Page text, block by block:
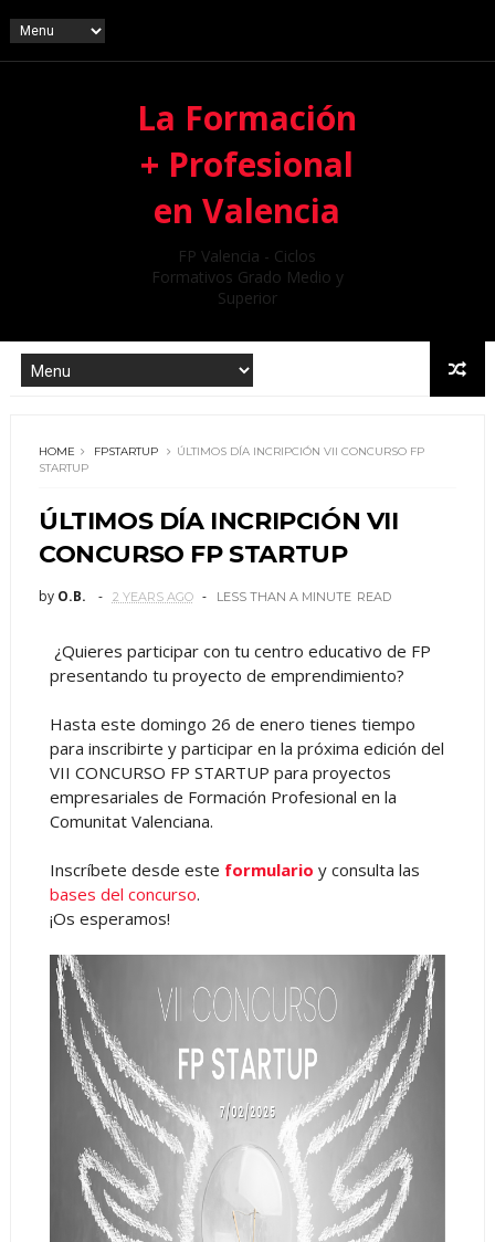
La Formación
+ Profesional
en Valencia
FP Valencia - Ciclos
Formativos Grado Medio y
Superior
HOME FPSTARTUP
ÚLTIMOS DÍA INCRIPCIÓN VII CONCURSO FP
STARTUP
ÚLTIMOS DÍA INCRIPCIÓN VII
CONCURSO FP STARTUP
by O.B. 2 YEARS AGO LESS THAN A MINUTE READ
¿Quieres participar con tu centro educativo de FP
presentando tu proyecto de emprendimiento?
Hasta este domingo 26 de enero tienes tiempo
para inscribirte y participar en la próxima edición del
VII CONCURSO FP STARTUP para proyectos
empresariales de Formación Profesional en la
Comunitat Valenciana.
Inscríbete desde este formulario y consulta las
bases del concurso.
¡Os esperamos!